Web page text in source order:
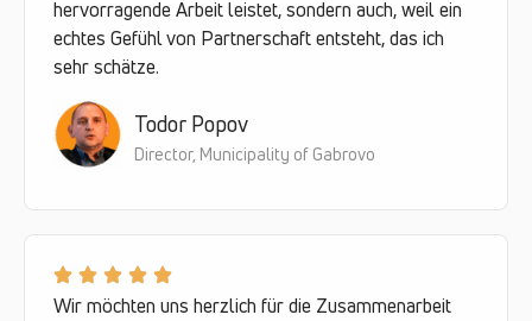
hervorragende Arbeit leistet, sondern auch, weil ein
echtes Gefühl von Partnerschaft entsteht, das ich
sehr schätze.
Todor Popov
Director, Municipality of Gabrovo
Wir möchten uns herzlich für die Zusammenarbeit